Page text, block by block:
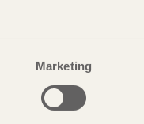
Marketing